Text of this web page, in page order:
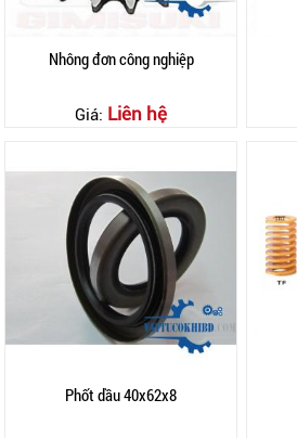
Nhông đơn công nghiệp
Giá: Liên hệ
Phốt dầu 40x62x8